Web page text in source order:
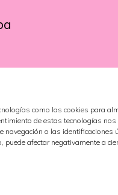
como las cookies para
de estas tecnologías nos
navegación o las identificaciones
puede afectar negativamente a